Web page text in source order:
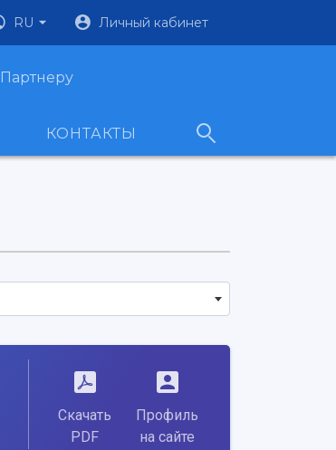
RU Личный кабинет
Партнеру
КОНТАКТЫ
Скачать
PDF
Профиль
на сайте